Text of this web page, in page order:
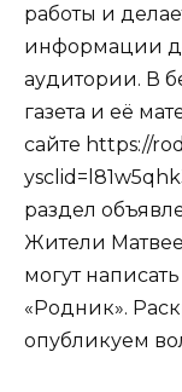
работы и
информации
аудитории. В
газета и её
сайте https://
раздел
Жители
могут
«Родник».
опубликуем